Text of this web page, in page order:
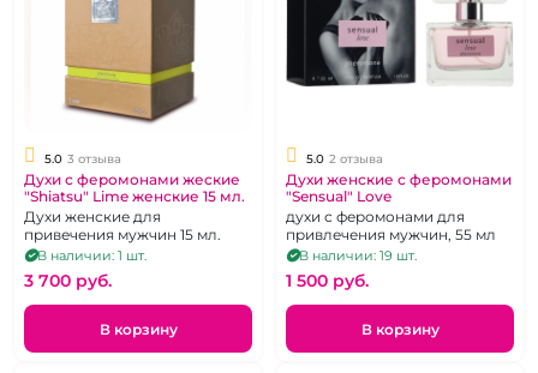
5.0 3 отзыва
Духи с феромонами жеские
"Shiatsu" Lime женские 15 мл.
Духи женские для
привечения мужчин 15 мл.
В наличии: 1 шт.
3 700 pуб.
В корзину
5.0 2 отзыва
Духи женские с феромонами
"Sensual" Love
духи с феромонами для
привлечения мужчин, 55 мл
В наличии: 19 шт.
1 500 pуб.
В корзину